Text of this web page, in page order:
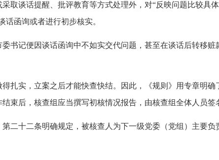
取谈话提醒、批评教育等方式处理外，对“反映问题比较具
话函询或者进行初步核实。
书记便因谈话函询中不如实交代问题，甚至在谈话后转移赃
扎实，立案之后才能快查快结。因此，《规则》用专章明确
束后，核查组应当撰写初核情况报告，由核查组全体人员签
二十二条明确规定，被核查人为下一级党委（党组）主要负